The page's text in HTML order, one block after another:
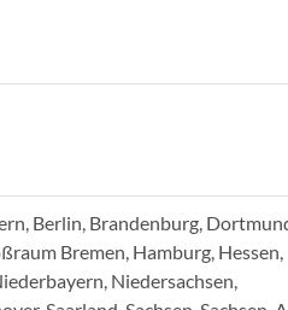
Berlin, Brandenburg,
Bremen, Hamburg, Hessen,
Niedersachsen,